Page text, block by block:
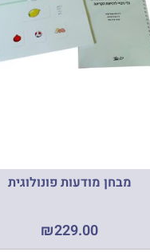
מבחן מודעות פונולוגית
₪229.00